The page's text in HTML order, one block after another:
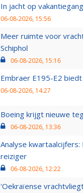
In jacht op
06-08-2026, 15:56
Meer ruimte voor
Schiphol
06-08-2026, 15:16
Embraer E195-E2
06-08-2026, 14:27
Boeing krijgt nieuwe
06-08-2026, 13:36
Analyse
reiziger
06-08-2026, 12:22
'Oekraïense